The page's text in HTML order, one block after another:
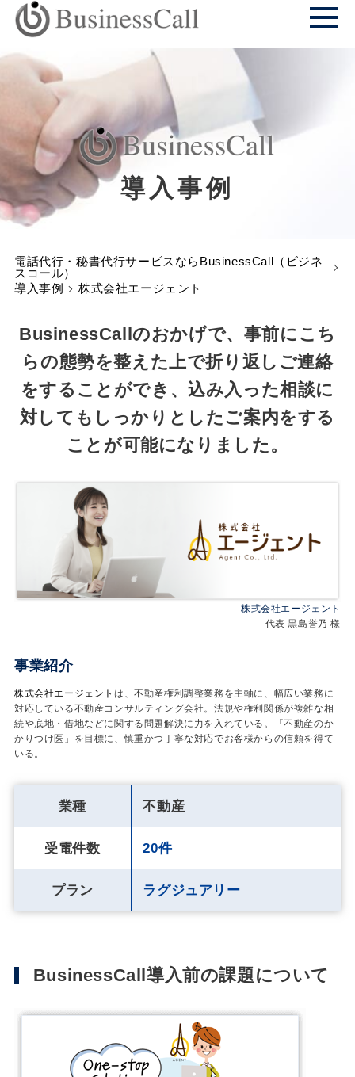
導入事例
電話代行・秘書代行サービスならBusinessCall（ビジネ
スコール）
導入事例
株式会社エージェント
BusinessCallのおかげで、事前にこち
らの態勢を整えた上で折り返しご連絡
をすることができ、込み入った相談に
対してもしっかりとしたご案内をする
ことが可能になりました。
株式会社エージェント
代表 黒島誉乃 様
事業紹介
株式会社エージェント は、不動産権利調整業務を主軸に、幅広い業務に
対応している不動産コンサルティング会社。法規や権利関係が複雑な相
続や底地・借地などに関する問題解決に力を入れている。「不動産のか
かりつけ医」を目標に、慎重かつ丁寧な対応でお客様からの信頼を得て
いる。
業種 不動産
受電件数 20件
プラン ラグジュアリー
BusinessCall導入前の課題について